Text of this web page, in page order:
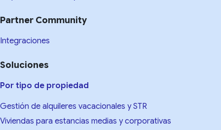
Partner Community
Integraciones
Soluciones
Por tipo de propiedad
Gestión de alquileres vacacionales y STR
Viviendas para estancias medias y corporativas